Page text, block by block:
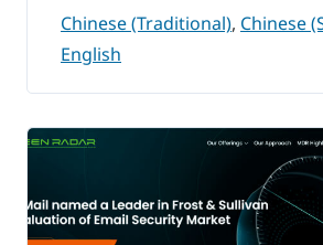
Chinese (Traditional),Chinese
English